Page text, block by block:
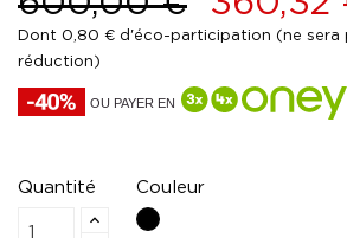
Dont 0,80 € d'éco-participation (ne sera
réduction)
OU PAYER EN
Quantité
Couleur
Noir